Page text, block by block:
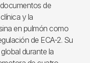
de
y la
en pulmón como
de ECA-2. Su
durante la